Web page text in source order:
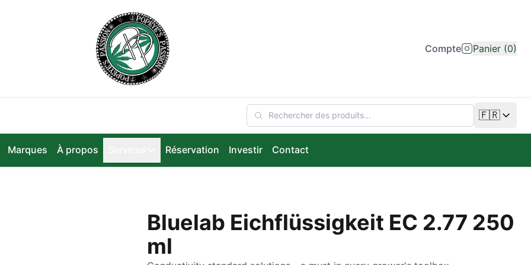
Compte Panier (0)
🇫🇷
Changer
Marques À propos Réservation Investir Contact
Bluelab Eichflüssigkeit EC 2.77 250
ml